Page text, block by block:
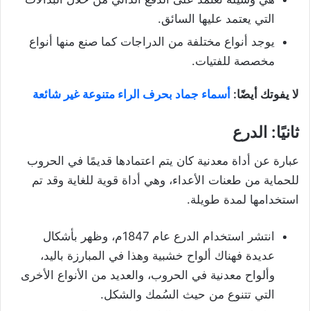
التي يعتمد عليها السائق.
يوجد أنواع مختلفة من الدراجات كما صنع منها أنواع
مخصصة للفتيات.
لا يفوتك أيضًا: أسماء جماد بحرف الراء متنوعة غير شائعة
ثانيًا: الدرع
عبارة عن أداة معدنية كان يتم اعتمادها قديمًا في الحروب
للحماية من طعنات الأعداء، وهي أداة قوية للغاية وقد تم
استخدامها لمدة طويلة.
انتشر استخدام الدرع عام 1847م، وظهر بأشكال
عديدة فهناك ألواح خشبية وهذا في المبارزة باليد،
وألواح معدنية في الحروب، والعديد من الأنواع الأخرى
التي تتنوع من حيث السُمك والشكل.